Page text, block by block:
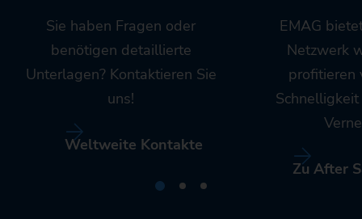
Sie haben Fragen oder
benötigen detaillierte
Unterlagen? Kontaktieren Sie
uns!
Weltweite Kontakte
EMAG
Netzwerk
profitieren
Zu After